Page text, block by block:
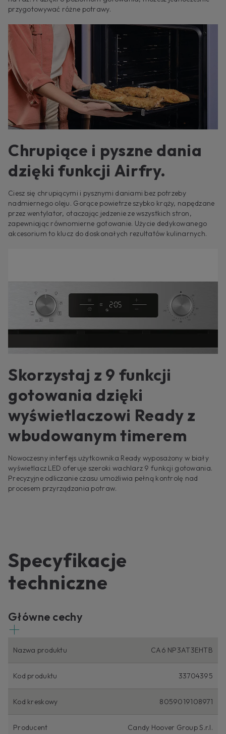
przygotowywać różne potrawy.
Chrupiące i pyszne dania
dzięki funkcji Airfry.
Ciesz się chrupiącymi i pysznymi daniami bez potrzeby
nadmiernego oleju. Gorące powietrze szybko krąży, napędzane
przez wentylator, otaczając jedzenie ze wszystkich stron,
zapewniając równomierne gotowanie. Użycie dedykowanego
akcesorium to klucz do doskonałych rezultatów kulinarnych.
Skorzystaj z 9 funkcji
gotowania dzięki
wyświetlaczowi Ready z
wbudowanym timerem
Nowoczesny interfejs użytkownika Ready wyposażony w biały
wyświetlacz LED oferuje szeroki wachlarz 9 funkcji gotowania.
Precyzyjne odliczanie czasu umożliwia pełną kontrolę nad
procesem przyrządzania potraw.
Specyfikacje
techniczne
Główne cechy
Nazwa produktu CA6 NP3AT3EHTB
Kod produktu 33704395
Kod kreskowy 8059019108971
Producent Candy Hoover Group S.r.l.